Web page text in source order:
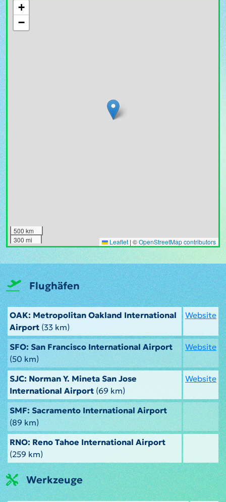
+
−
500 km
300 mi
Leaflet | ©OpenStreetMap contributors
Flughäfen
OAK: Metropolitan Oakland International
Airport (33 km)
Website
SFO: San Francisco International Airport
(50 km)
Website
SJC: Norman Y. Mineta San Jose
International Airport (69 km)
Website
SMF: Sacramento International Airport
(89 km)
RNO: Reno Tahoe International Airport
(259 km)
Werkzeuge